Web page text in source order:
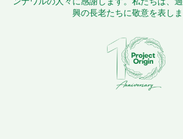
興の長老たちに敬意を表しま